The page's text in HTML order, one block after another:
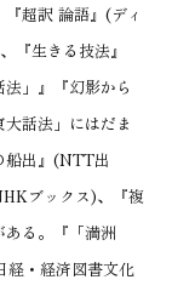
超訳 論語』(ディ
『生きる技法』
」』『幻影から
話法」にはだま
船出』(NTT出
ブックス)、『複
る。『「満洲
経・経済図書文化